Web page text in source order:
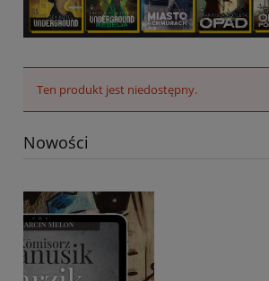
Ten produkt jest niedostępny.
Nowości